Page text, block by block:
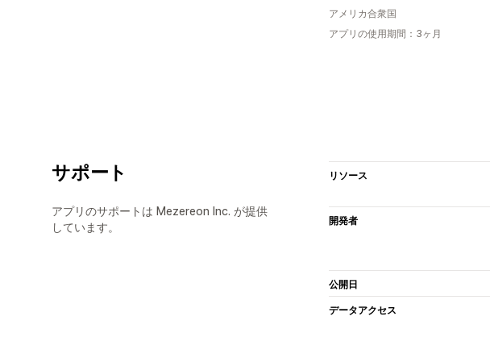
アメリカ合衆国
アプリの使用期間：3ヶ月
サポート
アプリのサポートは Mezereon Inc. が提供
しています。
リソース
開発者
公開日
データアクセス